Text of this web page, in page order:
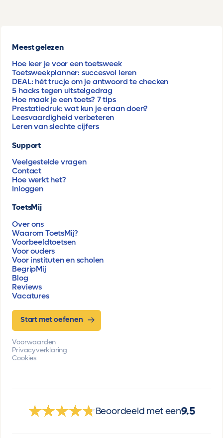
Meest gelezen
Hoe leer je voor een toetsweek
Toetsweekplanner: succesvol leren
DEAL: hét trucje om je antwoord te checken
5 hacks tegen uitstelgedrag
Hoe maak je een toets? 7 tips
Prestatiedruk: wat kun je eraan doen?
Leesvaardigheid verbeteren
Leren van slechte cijfers
Support
Veelgestelde vragen
Contact
Hoe werkt het?
Inloggen
ToetsMij
Over ons
Waarom ToetsMij?
Voorbeeldtoetsen
Voor ouders
Voor instituten en scholen
BegripMij
Blog
Reviews
Vacatures
Start met oefenen
Voorwaarden
Privacyverklaring
Cookies
Beoordeeld met een9.5